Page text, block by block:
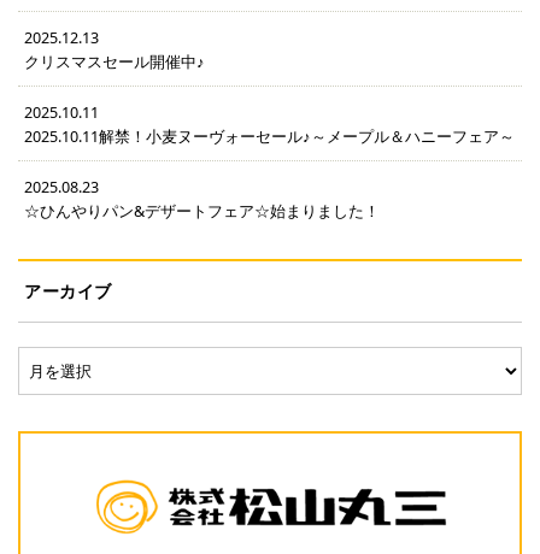
2025.12.13
クリスマスセール開催中♪
2025.10.11
2025.10.11解禁！小麦ヌーヴォーセール♪～メープル＆ハニーフェア～
2025.08.23
☆ひんやりパン&デザートフェア☆始まりました！
アーカイブ